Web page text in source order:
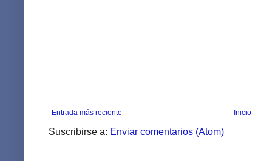
Entrada más reciente Inicio
Suscribirse a: Enviar comentarios (Atom)